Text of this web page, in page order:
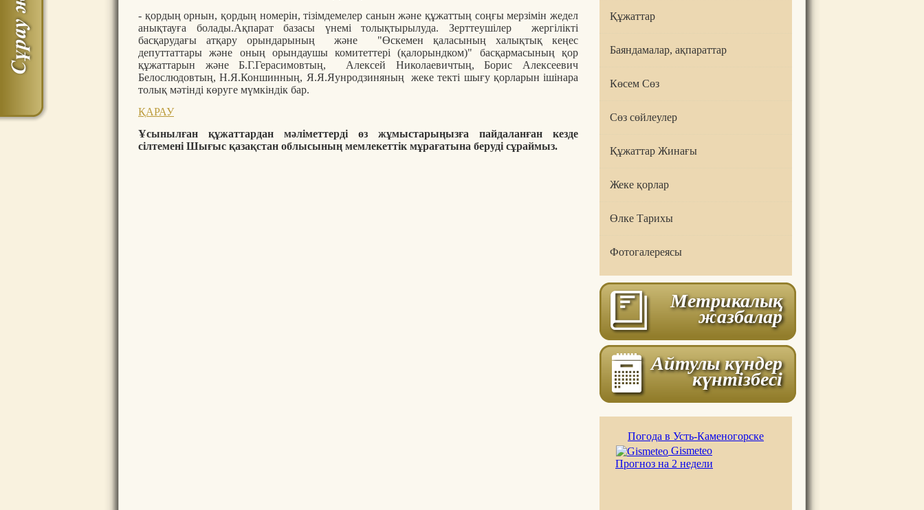
- қордың орнын, қордың номерін, тізімдемелер санын және құжаттың соңғы мерзімін жедел
анықтауға болады.Ақпарат базасы үнемі толықтырылуда. Зерттеушілер жергілікті
басқарудағы атқару орындарының және "Өскемен қаласының халықтық кеңес
депуттаттары және оның орындаушы комитеттері (қалорындком)" басқармасының қор
құжаттарын және Б.Г.Герасимовтың, Алексей Николаевичтың, Борис Алексеевич
Белослюдовтың, Н.Я.Коншинның, Я.Я.Яунродзиняның жеке текті шығу қорларын ішінара
толық мәтінді көруге мүмкіндік бар.
ҚАРАУ
Ұсынылған құжаттардан мәліметтерді өз жұмыстарыңызға пайдаланған кезде
сілтемені Шығыс қазақстан облысының мемлекеттік мұрағатына беруді сұраймыз.
Құжаттар
Баяндамалар, ақпараттар
Көсем Сөз
Сөз сөйлеулер
Құжаттар Жинағы
Жеке қорлар
Өлке Тарихы
Фотогалереясы
Метрикалық
жазбалар
Айтулы күндер
күнтізбесі
Погода в Усть-Каменогорске
Gismeteo
Прогноз на 2 недели